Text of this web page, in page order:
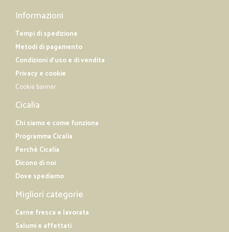
Informazioni
Tempi di spedizione
Metodi di pagamento
Condizioni d'uso e di vendita
Privacy e cookie
Cookie banner
Cicalia
Chi siamo e come funziona
Programma Cicalia
Perché Cicalia
Dicono di noi
Dove spediamo
Migliori categorie
Carne fresca e lavorata
Salumi e affettati